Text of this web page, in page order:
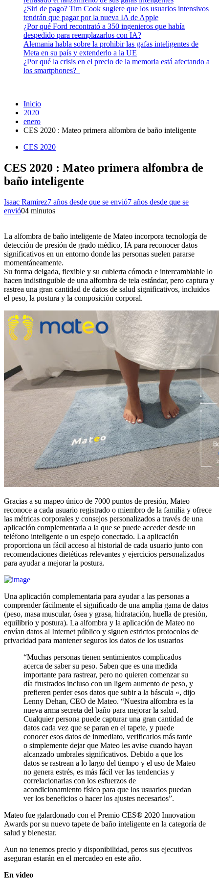
¿Siri de pago? Tim Cook sugiere que los usuarios intensivos
tendrán que pagar por la nueva IA de Apple
¿Por qué Ford recontrató a 350 ingenieros que había
despedido para reemplazarlos con IA?
Alemania habla sobre la prohibir las gafas inteligentes de
Meta en su país y extenderlo a la UE
¿Por qué la crisis en el precio de la memoria está afectando a
los smartphones?
Inicio
2020
enero
CES 2020 : Mateo primera alfombra de baño inteligente
CES 2020
CES 2020 : Mateo primera alfombra de
baño inteligente
Isaac Ramirez7 años desde que se envió7 años desde que se
envió04 minutos
La alfombra de baño inteligente de Mateo incorpora tecnología de
detección de presión de grado médico, IA para reconocer datos
significativos en un entorno donde las personas suelen pararse
momentáneamente.
Su forma delgada, flexible y su cubierta cómoda e intercambiable lo
hacen indistinguible de una alfombra de tela estándar, pero captura y
rastrea una gran cantidad de datos de salud significativos, incluidos
el peso, la postura y la composición corporal.
Gracias a su mapeo único de 7000 puntos de presión, Mateo
reconoce a cada usuario registrado o miembro de la familia y ofrece
las métricas corporales y consejos personalizados a través de una
aplicación complementaria a la que se puede acceder desde un
teléfono inteligente o un espejo conectado. La aplicación
proporciona un fácil acceso al historial de cada usuario junto con
recomendaciones dietéticas relevantes y ejercicios personalizados
para ayudar a mejorar la postura.
Una aplicación complementaria para ayudar a las personas a
comprender fácilmente el significado de una amplia gama de datos
(peso, masa muscular, ósea y grasa, hidratación, huella de presión,
equilibrio y postura). La alfombra y la aplicación de Mateo no
envían datos al Internet público y siguen estrictos protocolos de
privacidad para mantener seguros los datos de los usuarios
“Muchas personas tienen sentimientos complicados
acerca de saber su peso. Saben que es una medida
importante para rastrear, pero no quieren comenzar su
día frustrados incluso con un ligero aumento de peso, y
prefieren perder esos datos que subir a la báscula «, dijo
Lenny Dehan, CEO de Mateo. “Nuestra alfombra es la
nueva arma secreta del baño para mejorar la salud.
Cualquier persona puede capturar una gran cantidad de
datos cada vez que se paran en el tapete, y puede
conocer esos datos de inmediato, verificarlos más tarde
o simplemente dejar que Mateo les avise cuando hayan
alcanzado umbrales significativos. Debido a que los
datos se rastrean a lo largo del tiempo y el uso de Mateo
no genera estrés, es más fácil ver las tendencias y
correlacionarlas con los esfuerzos de
acondicionamiento físico para que los usuarios puedan
ver los beneficios o hacer los ajustes necesarios”.
Mateo fue galardonado con el Premio CES® 2020 Innovation
Awards por su nuevo tapete de baño inteligente en la categoría de
salud y bienestar.
Aun no tenemos precio y disponibilidad, peros sus ejecutivos
aseguran estarán en el mercadeo en este año.
En video